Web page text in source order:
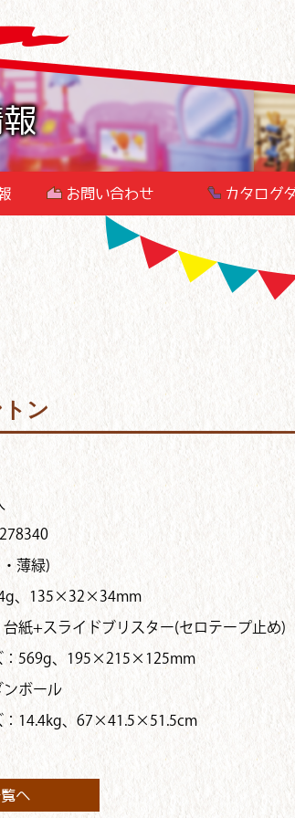
お問い合わせ カタログ
ン
薄緑)
、135×32×34mm
紙+スライドブリスター(セロテープ止め)
：569g、195×215×125mm
ボール
14.4kg、67×41.5×51.5cm
へ